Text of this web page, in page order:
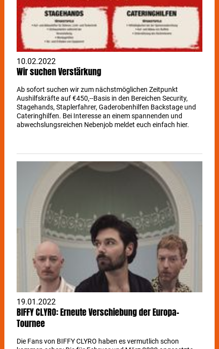
10.02.2022
Wir suchen Verstärkung
Ab sofort suchen wir zum nächstmöglichen Zeitpunkt
Aushilfskräfte auf €450,--Basis in den Bereichen Security,
Stagehands, Staplerfahrer, Gaderobenhilfen Backstage und
Cateringhilfen. Bei Interesse an einem spannenden und
abwechslungsreichen Nebenjob meldet euch einfach hier.
19.01.2022
BIFFY CLYRO: Erneute Verschiebung der Europa-
Tournee
Die Fans von BIFFY CLYRO haben es vermutlich schon